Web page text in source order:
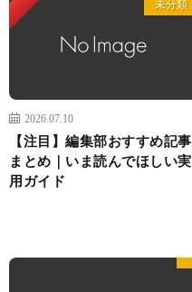
未分類
2026.07.10
【注目】編集部おすすめ記事
まとめ｜いま読んでほしい実
用ガイド